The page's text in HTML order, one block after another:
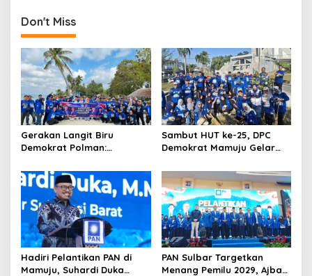
a
v
i
g
a
t
i
n
Don't Miss
Gerakan Langit Biru
Demokrat Polman:
Kesehatan dan Donor
Darah
Sambut HUT ke-25, DPC
Demokrat Mamuju Gelar
Indonesia Asri
Hadiri Pelantikan PAN di
Mamuju, Suhardi Duka
PAN Sulbar Targetkan
Menang Pemilu 2029, Ajbar: